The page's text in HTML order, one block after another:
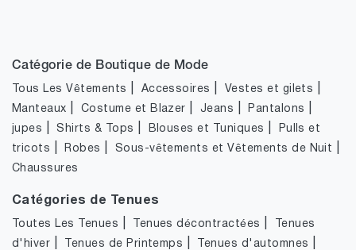
Catégorie de Boutique de Mode
Tous Les Vêtements Accessoires Vestes et gilets
Manteaux Costume et Blazer Jeans Pantalons
jupes |Shirts & Tops Blouses et Tuniques
Pulls et
tricots
Robes Sous-vêtements et Vêtements de Nuit
Chaussures
Catégories de Tenues
Toutes Les Tenues Tenues décontractées
Tenues
d'hiver
Tenues de Printemps Tenues d'automnes